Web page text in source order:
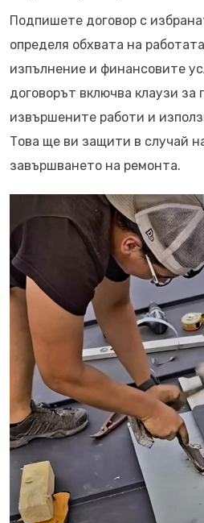
Подпишете договор с
определя обхвата на
изпълнение и финансовите
договорът включва клаузи за
извършените работи и
Това ще ви защити в случай
завършването на ремонта.